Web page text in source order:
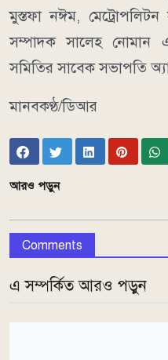
মুস্তফা নঈম, মেট্রোপলিটন
সম্পাদক সালেহ নোমান
সমিতির সাবেক সভাপতি
মানবকণ্ঠ/ডিআর
আরও পড়ুন
Comments
এ সম্পর্কিত আরও পড়ুন